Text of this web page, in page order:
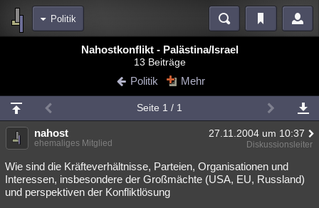
Politik
Blogs
Chat Wiki Neuigkeiten
meine Rubriken
Menschen Mystery Kriminalfälle
Spiritualität Verschwörungen Technologie Ufologie
Natur Umfragen Unterhaltung
Nahostkonflikt - Palästina/Israel
13 Beiträge
Politik Mehr
Seite 1 / 1
nahost 27.11.2004 um 10:37
ehemaliges Mitglied Diskussionsleiter
Wie sind die Kräfteverhältnisse, Parteien, Organisationen und
Interessen, insbesondere der Großmächte (USA, EU, Russland)
und perspektiven der Konfliktlösung